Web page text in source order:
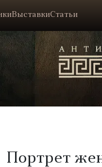
ВыставкиСтатьи
​Портрет